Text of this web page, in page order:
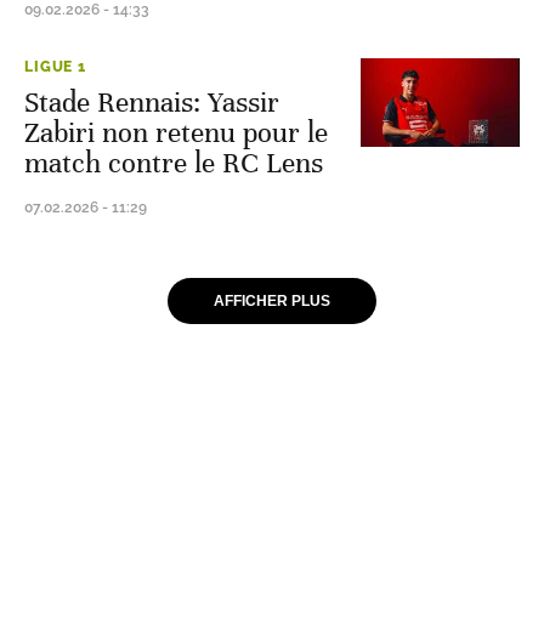
09.02.2026 - 14:33
LIGUE 1
Stade Rennais: Yassir
Zabiri non retenu pour le
match contre le RC Lens
07.02.2026 - 11:29
AFFICHER PLUS